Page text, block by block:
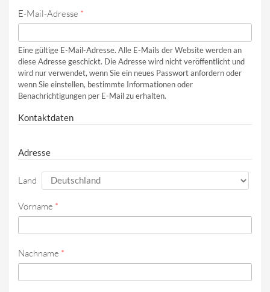
E-Mail-Adresse *
Eine gültige E-Mail-Adresse. Alle E-Mails der Website werden an
diese Adresse geschickt. Die Adresse wird nicht veröffentlicht und
wird nur verwendet, wenn Sie ein neues Passwort anfordern oder
wenn Sie einstellen, bestimmte Informationen oder
Benachrichtigungen per E-Mail zu erhalten.
Kontaktdaten
Adresse
Land
Vorname *
Nachname *